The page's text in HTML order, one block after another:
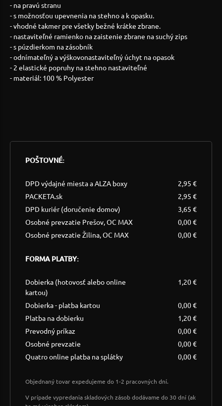
- na pravú stranu
- s možnosťou upevnenia na stehno a k opasku.
- vhodné takmer pre všetky bežné krátke zbrane.
- nastaviteľné ramienko na zaistenie zbrane na suchý zips
- s púzdierkom na zásobník
- odnímateľný a výškovonastaviteľný úchyt na opasok
- 2 elastické popruhy na stehno nastaviteľné
- materiál: 100 % Polyester
POŠTOVNÉ:
DPD výdajné miesta a ALZA boxy
2,95 €
PACKETA.sk
2,95 €
DPD kuriér (doručenie domov)
3,65 €
Osobné prevzatie Prešov, OC MAX
0,00 €
Osobné prevzatie Žilina, OC MAX
0,00 €
FORMA PLATBY:
Dobierka (hotovosť alebo online
kartou)
1,20 €
Dobierka - platba kartou
0,00 €
Platba na dobierku
1,20 €
Prevodný príkaz
0,00 €
Osobné prevzatie
0,00 €
Quatro online platba na splátky
0,00 €
Objednaný tovar expedujeme do 1-2 pracovných dní.
V prípade vypredania skladových zásob dodávame do 30 dní (ak